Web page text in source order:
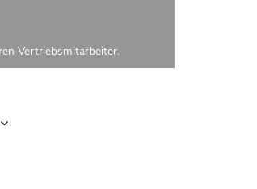
Vertriebsmitarbeiter.